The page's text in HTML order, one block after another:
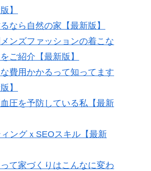
】
なら自然の家【最新版】
ンズファッションの着こな
ご紹介【最新版】
費用かかるって知ってます
】
圧を予防している私【最新
ングｘSEOスキル【最新
て家づくりはこんなに変わ